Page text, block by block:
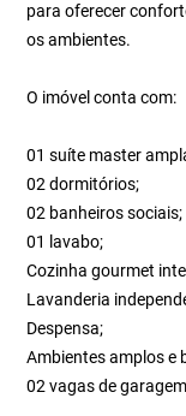
para oferecer
os ambientes.
O imóvel conta com:
01 suíte master
02 dormitórios;
02 banheiros sociais;
01 lavabo;
Cozinha gourmet
Lavanderia
Despensa;
Ambientes amplos e
02 vagas de